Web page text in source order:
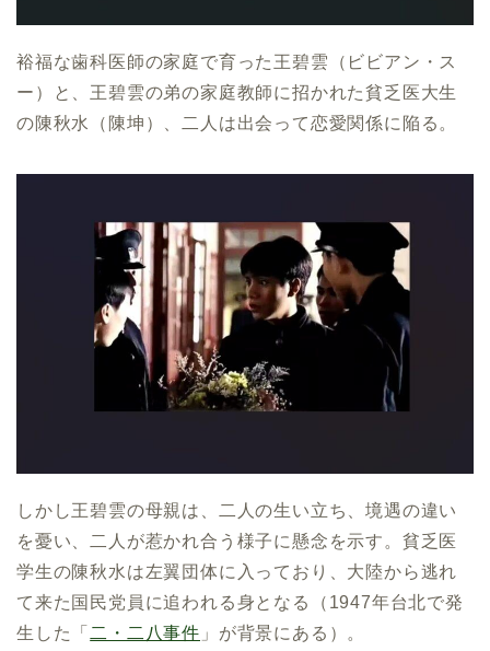
裕福な歯科医師の家庭で育った王碧雲（ビビアン・ス
ー）と、王碧雲の弟の家庭教師に招かれた貧乏医大生
の陳秋水（陳坤）、二人は出会って恋愛関係に陥る。
しかし王碧雲の母親は、二人の生い立ち、境遇の違い
を憂い、二人が惹かれ合う様子に懸念を示す。貧乏医
学生の陳秋水は左翼団体に入っており、大陸から逃れ
て来た国民党員に追われる身となる（1947年台北で発
生した「 二・二八事件 」が背景にある）。